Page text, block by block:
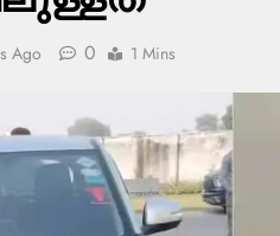
Ago 0 1 Mins